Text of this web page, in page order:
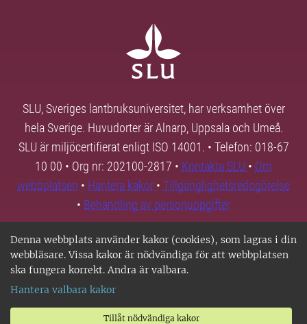
Denna webbplats använder kakor (cookies), som lagras i din
webbläsare. Vissa kakor är nödvändiga för att webbplatsen
ska fungera korrekt. Andra är valbara.
Hantera valbara kakor
Tillåt nödvändiga kakor
SLU, Sveriges lantbruksuniversitet, har verksamhet över
hela Sverige. Huvudorter är Alnarp, Uppsala och Umeå.
SLU är miljöcertifierat enligt ISO 14001. • Telefon: 018-67
10 00 • Org nr: 202100-2817 • Kontakta SLU • Om
webbplatsen • Hantera kakor • Tillgänglighetsredogörelse
• Behandling av personuppgifter